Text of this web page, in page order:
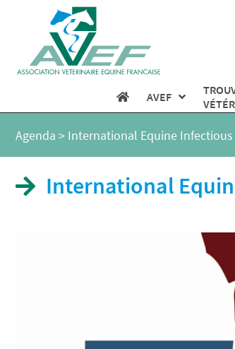
AVEF
Agenda > International Equine Infectious
International